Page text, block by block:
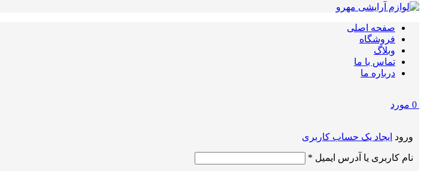
صفحه اصلی
فروشگاه
وبلاگ
تماس با ما
درباره ما
0 مورد
ورود ایجاد یک حساب کاربری
نام کاربری یا آدرس ایمیل *